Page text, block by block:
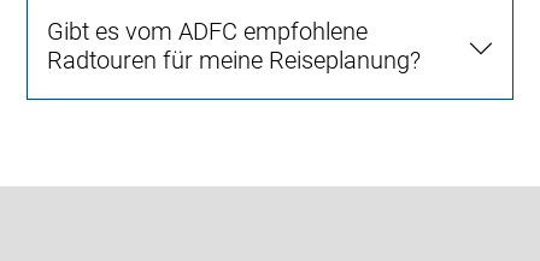
Gibt es vom ADFC empfohlene
Radtouren für meine Reiseplanung?